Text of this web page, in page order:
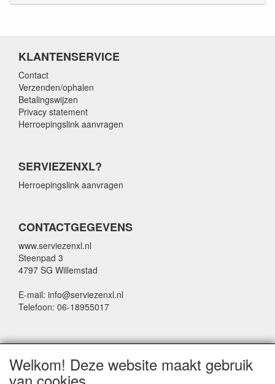
KLANTENSERVICE
Contact
Verzenden/ophalen
Betalingswijzen
Privacy statement
Herroepingslink aanvragen
SERVIEZENXL?
Herroepingslink aanvragen
CONTACTGEGEVENS
www.serviezenxl.nl
Steenpad 3
4797 SG Willemstad
E-mail: info@serviezenxl.nl
Telefoon: 06-18955017
Voornaam
Welkom! Deze website maakt gebruik